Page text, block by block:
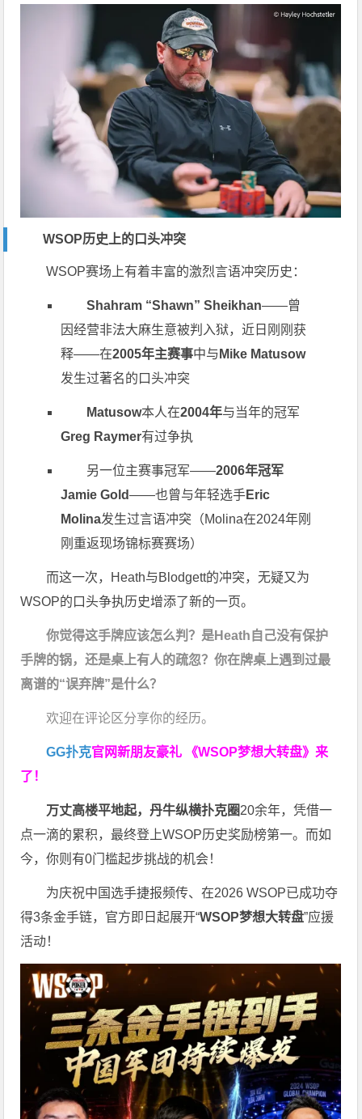
WSOP历史上的口头冲突
WSOP赛场上有着丰富的激烈言语冲突历史：
Shahram “Shawn” Sheikhan——曾
因经营非法大麻生意被判入狱，近日刚刚获
释——在2005年主赛事中与 Mike Matusow
发生过著名的口头冲突
Matusow本人在2004年与当年的冠军
Greg Raymer有过争执
另一位主赛事冠军——2006年冠军
Jamie Gold——也曾与年轻选手Eric
Molina发生过言语冲突（Molina在2024年刚
刚重返现场锦标赛赛场）
而这一次，Heath与Blodgett的冲突，无疑又为
WSOP的口头争执历史增添了新的一页。
你觉得这手牌应该怎么判？是Heath自己没有保护
手牌的锅，还是桌上有人的疏忽？你在牌桌上遇到过最
离谱的“误弃牌”是什么？
欢迎在评论区分享你的经历。
GG扑克官网新朋友豪礼
《WSOP梦想大转盘》来
了！
万丈高楼平地起，丹牛纵横扑克圈20余年，凭借一
点一滴的累积，最终登上WSOP历史奖励榜第一。而如
今，你则有0门槛起步挑战的机会！
为庆祝中国选手捷报频传、在2026 WSOP已成功夺
得3条金手链，官方即日起展开“WSOP梦想大转盘”应援
活动！